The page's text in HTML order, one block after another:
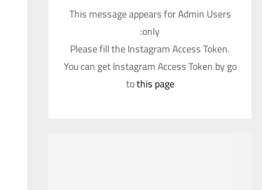
This message appears for Admin Users
only:
Please fill the Instagram Access Token.
You can get Instagram Access Token by go
tothis page